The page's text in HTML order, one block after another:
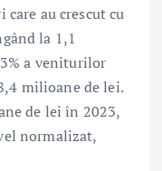
au crescut cu
la 1,1
a veniturilor
milioane de lei.
de lei în 2023,
normalizat,